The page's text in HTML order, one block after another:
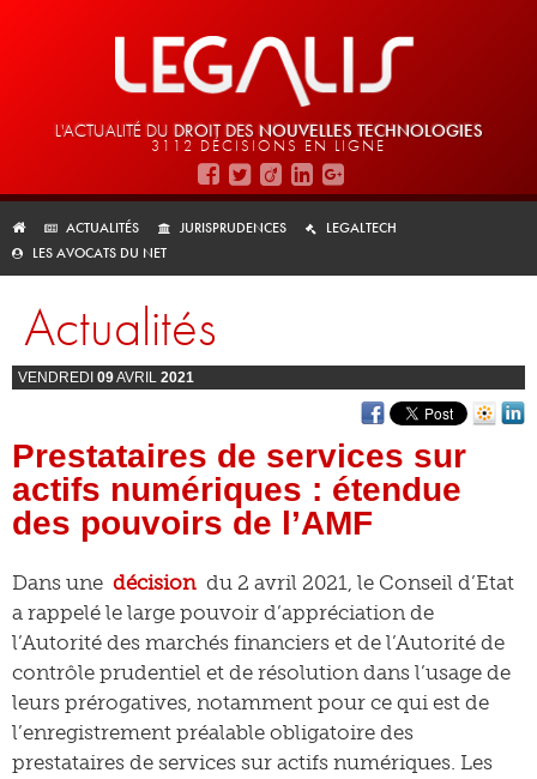
L'ACTUALITÉ DU DROIT DES NOUVELLES TECHNOLOGIES
3112 DÉCISIONS EN LIGNE
ACTUALITÉS JURISPRUDENCES
LEGALTECH
LES AVOCATS DU NET
Actualités
VENDREDI 09AVRIL 2021
Prestataires de services sur
actifs numériques : étendue
des pouvoirs de l’AMF
Dans une décision du 2 avril 2021, le Conseil d’Etat
a rappelé le large pouvoir d’appréciation de
l’Autorité des marchés financiers et de l’Autorité de
contrôle prudentiel et de résolution dans l’usage de
leurs prérogatives, notamment pour ce qui est de
l’enregistrement préalable obligatoire des
prestataires de services sur actifs numériques. Les